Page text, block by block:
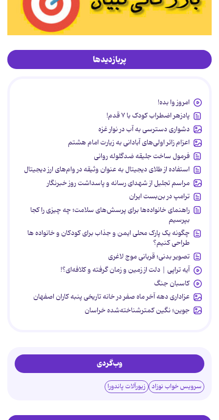
پربازدیدها
امروز وا بده!
پادزهر اضطراب کودک با ۷ قدم!
دشواری دسترسی به آب در نوار غزه
اعزام زائر اولی‌های آبادانی به زیارت امام هشتم
فرمول ساخت جلیقه ضدگلوله روانی
استفاده از طلای دیجیتال به عنوان وثیقه در وام‌های ارز دیجیتال
مراسم تجلیل از شهدای رسانه و پاسداشت روز خبرنگار
ترامپ در بن‌بست ایران
راهنمای خانواده‌ها برای پرسش‌های سلامت؛ چه چیزی را کجا
بپرسیم
چگونه یک پارک محلی ایمن و جذاب برای کودکان و خانواده ها
طراحی کنیم؟
تصویر بدنی؛ قربانی موج لاغری
آیه تراپی | دلت از زمین و زمان گرفته و کلافه‌ای؟!
کاسبان جنگ
عزاداری دهه آخر ماه صفر در خانه تاریخی پنبه کاران اصفهان
جوین؛ نگین کمترشناخته‌شده خراسان
وب‌گردی
سرویس خواب نوزاد زیورآلات پاندورا